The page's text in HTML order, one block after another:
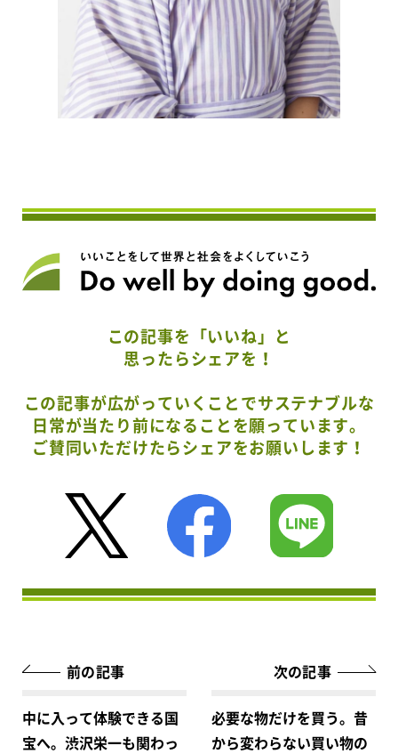
この記事を「いいね」と
思ったらシェアを！
この記事が広がっていくことでサステナブルな
日常が当たり前になることを願っています。
ご賛同いただけたらシェアをお願いします！
前の記事
中に入って体験できる国
宝へ。渋沢栄一も関わっ
次の記事
必要な物だけを買う。昔
から変わらない買い物の